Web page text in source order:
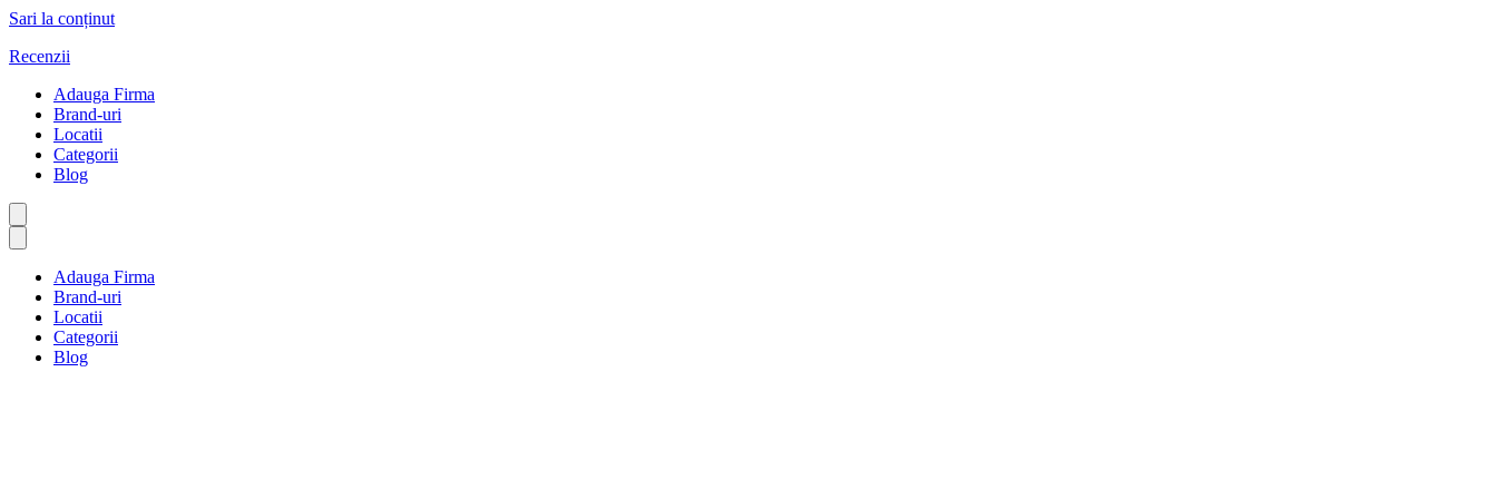
Sari la conținut
Recenzii
Adauga Firma
Brand-uri
Locatii
Categorii
Blog
Adauga Firma
Brand-uri
Locatii
Categorii
Blog